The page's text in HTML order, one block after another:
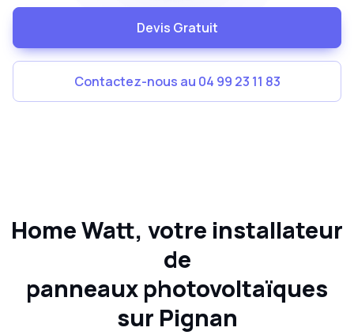
Devis Gratuit
Contactez-nous au 04 99 23 11 83
Home Watt, votre installateur
de
panneaux photovoltaïques
sur Pignan